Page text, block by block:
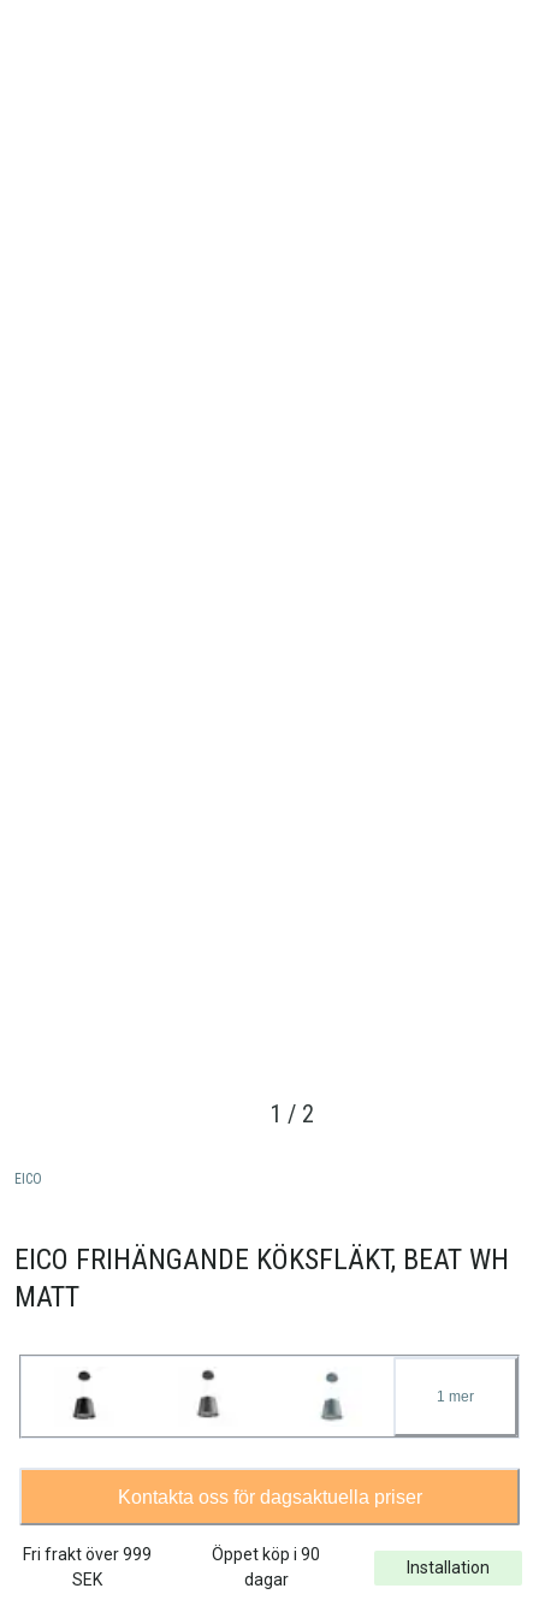
1 / 2
EICO
EICO FRIHÄNGANDE KÖKSFLÄKT, BEAT WH
MATT
1 mer
Kontakta oss för dagsaktuella priser
Fri frakt över999
SEK
Öppet köp i 90
dagar
Installation